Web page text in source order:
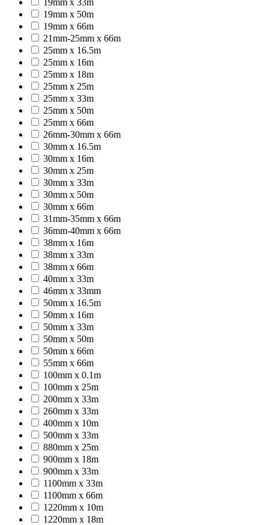
19mm x 50m
19mm x 66m
21mm-25mm x 66m
25mm x 16.5m
25mm x 16m
25mm x 18m
25mm x 25m
25mm x 33m
25mm x 50m
25mm x 66m
26mm-30mm x 66m
30mm x 16.5m
30mm x 16m
30mm x 25m
30mm x 33m
30mm x 50m
30mm x 66m
31mm-35mm x 66m
36mm-40mm x 66m
38mm x 16m
38mm x 33m
38mm x 66m
40mm x 33m
46mm x 33mm
50mm x 16.5m
50mm x 16m
50mm x 33m
50mm x 50m
50mm x 66m
55mm x 66m
100mm x 0.1m
100mm x 25m
200mm x 33m
260mm x 33m
400mm x 10m
500mm x 33m
880mm x 25m
900mm x 18m
900mm x 33m
1100mm x 33m
1100mm x 66m
1220mm x 10m
1220mm x 18m